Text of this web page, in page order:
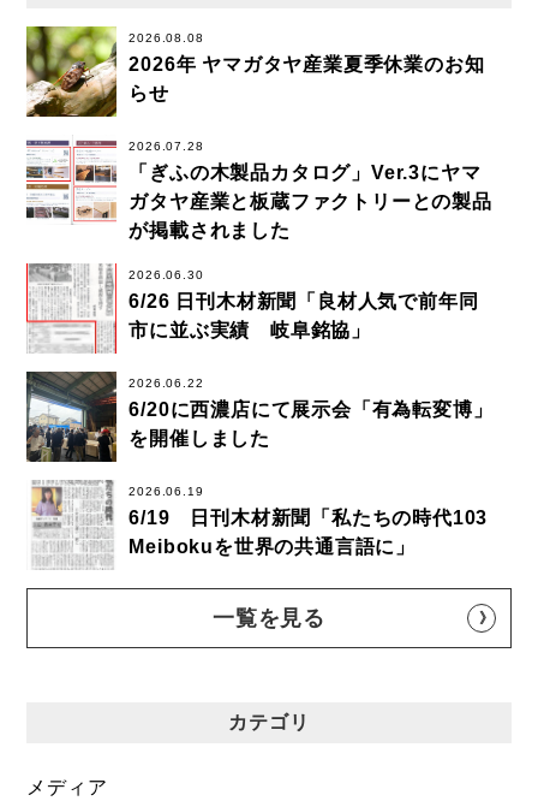
2026.08.08
2026年 ヤマガタヤ産業夏季休業のお知
らせ
2026.07.28
「ぎふの木製品カタログ」Ver.3にヤマ
ガタヤ産業と板蔵ファクトリーとの製品
が掲載されました
2026.06.30
6/26 日刊木材新聞「良材人気で前年同
市に並ぶ実績 岐阜銘協」
2026.06.22
6/20に西濃店にて展示会「有為転変博」
を開催しました
2026.06.19
6/19 日刊木材新聞「私たちの時代103
Meibokuを世界の共通言語に」
一覧を見る
カテゴリ
メディア